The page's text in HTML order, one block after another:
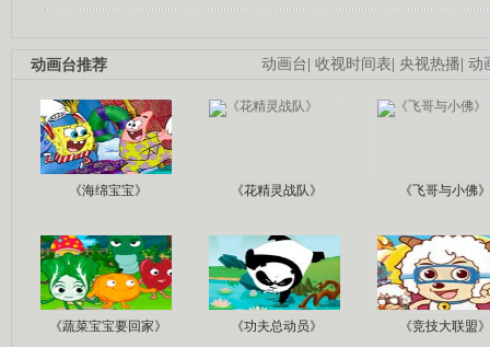
动画台| 收视时间表| 央视热播| 动
动画台推荐
《海绵宝宝》 《花精灵战队》 《飞哥与小佛》
《蔬菜宝宝要回家》 《功夫总动员》 《竞技大联盟》